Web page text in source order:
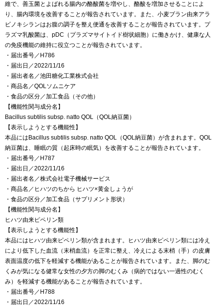
維で、善玉菌とよばれる腸内の酪酸菌を増やし、酪酸を増加させることによ
り、腸内環境を改善することが報告されています。また、小麦ブラン由来アラ
ビノキシランはお腹の調子を整え便通を改善することが報告されています。プ
ラズマ乳酸菌は、pDC（プラズマサイトイド樹状細胞）に働きかけ、健康な人
の免疫機能の維持に役立つことが報告されています。
・届出番号／H786
・届出日／2022/11/16
・届出者名／池田糖化工業株式会社
・商品名／QOLソムニケア
・食品の区分／加工食品（その他）
【機能性関与成分名】
Bacillus subtilis subsp. natto QOL（QOL納豆菌）
【表示しようとする機能性】
本品にはBacillus subtilis subsp. natto QOL（QOL納豆菌）が含まれます。QOL
納豆菌は、睡眠の質（起床時の眠気）を改善することが報告されています。
・届出番号／H787
・届出日／2022/11/16
・届出者名／株式会社電子機械サービス
・商品名／ヒハツのちから ヒハツ×黄金しょうが
・食品の区分／加工食品（サプリメント形状）
【機能性関与成分名】
ヒハツ由来ピペリン類
【表示しようとする機能性】
本品にはヒハツ由来ピペリン類が含まれます。ヒハツ由来ピペリン類には冷え
により低下した血流（末梢血流）を正常に整え、冷えによる末梢（手）の皮膚
表面温度の低下を軽減する機能があることが報告されています。また、脚のむ
くみが気になる健常な女性の夕方の脚のむくみ（病的ではない一過性のむく
み）を軽減する機能があることが報告されています。
・届出番号／H788
・届出日／2022/11/16